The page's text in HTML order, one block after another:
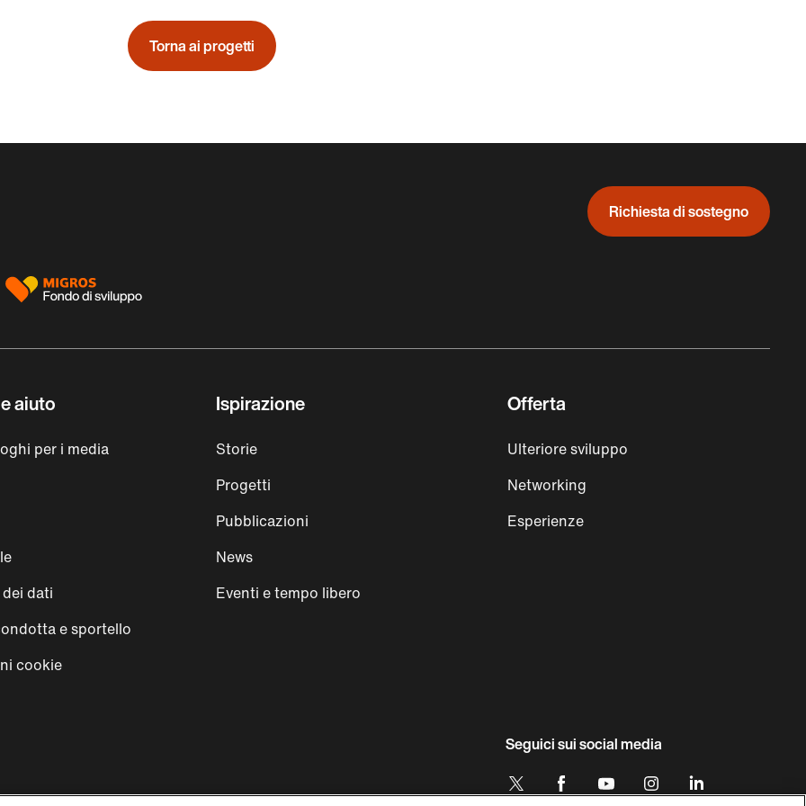
Torna ai progetti
Richiesta di sostegno
aiuto
per i media
dati
e sportello
cookie
Ispirazione
Storie
Progetti
Pubblicazioni
News
Eventi e tempo libero
Offerta
Ulteriore sviluppo
Networking
Esperienze
Seguici sui social media